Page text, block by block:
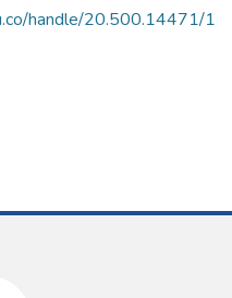
handle/20.500.14471/1